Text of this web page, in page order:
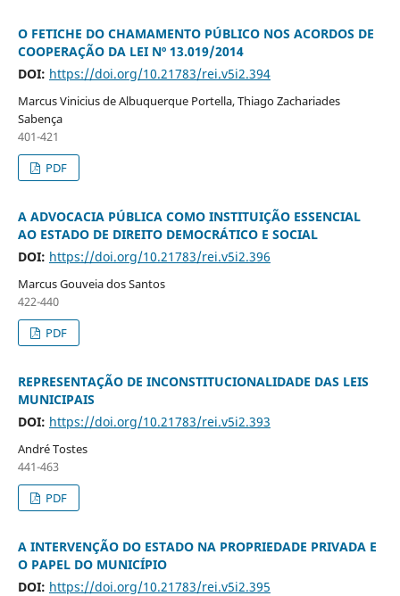
O FETICHE DO CHAMAMENTO PÚBLICO NOS ACORDOS DE
COOPERAÇÃO DA LEI Nº 13.019/2014
DOI: https://doi.org/10.21783/rei.v5i2.394
Marcus Vinicius de Albuquerque Portella, Thiago Zachariades
Sabença
401-421
PDF
A ADVOCACIA PÚBLICA COMO INSTITUIÇÃO ESSENCIAL
AO ESTADO DE DIREITO DEMOCRÁTICO E SOCIAL
DOI: https://doi.org/10.21783/rei.v5i2.396
Marcus Gouveia dos Santos
422-440
PDF
REPRESENTAÇÃO DE INCONSTITUCIONALIDADE DAS LEIS
MUNICIPAIS
DOI: https://doi.org/10.21783/rei.v5i2.393
André Tostes
441-463
PDF
A INTERVENÇÃO DO ESTADO NA PROPRIEDADE PRIVADA E
O PAPEL DO MUNICÍPIO
DOI: https://doi.org/10.21783/rei.v5i2.395